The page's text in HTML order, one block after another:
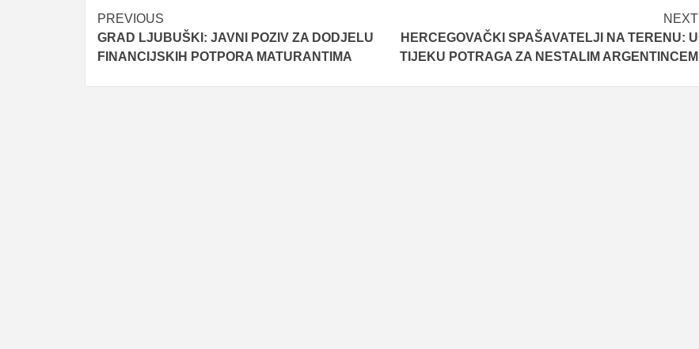
Post
navigation
PREVIOUS
GRAD LJUBUŠKI: JAVNI POZIV ZA DODJELU
FINANCIJSKIH POTPORA MATURANTIMA
NEXT
HERCEGOVAČKI SPAŠAVATELJI NA TERENU: U
TIJEKU POTRAGA ZA NESTALIM ARGENTINCEM